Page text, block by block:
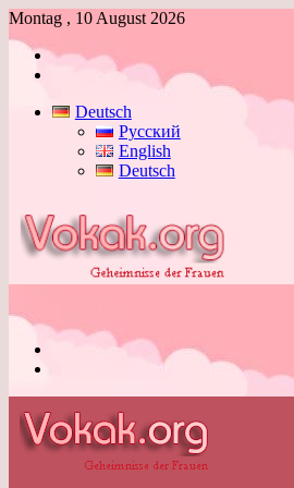
Montag , 10 August 2026
Anmelden
Deutsch
Русский
English
Deutsch